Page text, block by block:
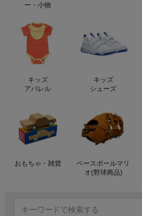
ー・小物
キッズ
アパレル
キッズ
シューズ
おもちゃ・雑貨
ベースボールマリ
オ(野球商品)